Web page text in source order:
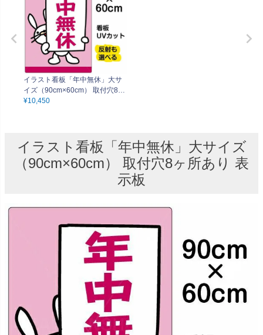
イラスト看板「年中無休」大サ
イズ（90cm×60cm） 取付穴8ヶ
所あり 表示板
¥10,450
イラスト看板「年中無休」大サイズ
（90cm×60cm） 取付穴8ヶ所あり 表
示板